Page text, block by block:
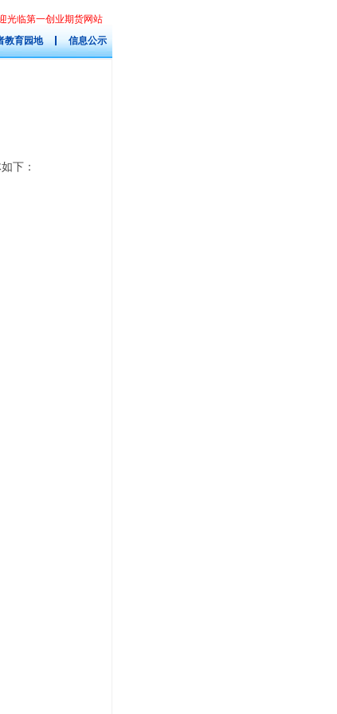
光临第一创业期货网站
教育园地 信息公示
下：